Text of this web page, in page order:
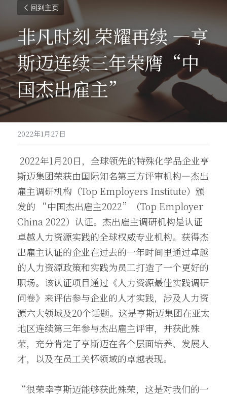
回到主页
非凡时刻 荣耀再续 —亨
斯迈连续三年荣膺“中
国杰出雇主”
2022年1月27日
斯迈集团荣获由国际知名第三方评审机构—杰出
雇主调研机构（Top Employers Institute）颁
发的 “中国杰出雇主2022”（Top Employer
China 2022）认证。杰出雇主调研机构是认证
卓越人力资源实践的全球权威专业机构。获得杰
出雇主认证的企业在过去的一年时间里通过卓越
的人力资源政策和实践为员工打造了一个更好的
职场。该认证项目通过《人力资源最佳实践调研
问卷》来评估参与企业的人才实践，涉及人力资
源六大领域及20个话题。这是亨斯迈集团在亚太
地区连续第三年参与杰出雇主评审，并获此殊
荣，充分肯定了亨斯迈在各个层面培养、发展人
才，以及在员工关怀领域的卓越表现。
“很荣幸亨斯迈能够获此殊荣，这是对我们的一